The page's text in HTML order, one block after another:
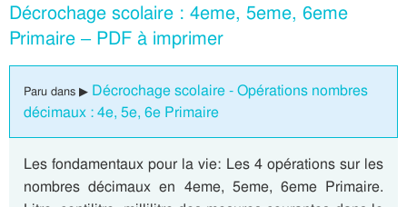
Décrochage scolaire : 4eme, 5eme, 6eme
Primaire – PDF à imprimer
Paru dans ▶ Décrochage scolaire - Opérations nombres
décimaux : 4e, 5e, 6e Primaire
Les fondamentaux pour la vie: Les 4 opérations sur les
nombres décimaux en 4eme, 5eme, 6eme Primaire.